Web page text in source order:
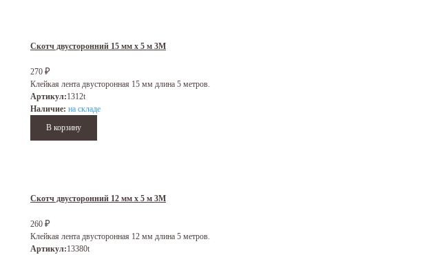
Скотч двусторонний 15 мм х 5 м 3M
270 ₽
Клейкая лента двусторонная 15 мм длина 5 метров.
Артикул:1312t
Наличие: на складе
Скотч двусторонний 12 мм х 5 м 3M
260 ₽
Клейкая лента двусторонная 12 мм длина 5 метров.
Артикул:13380t